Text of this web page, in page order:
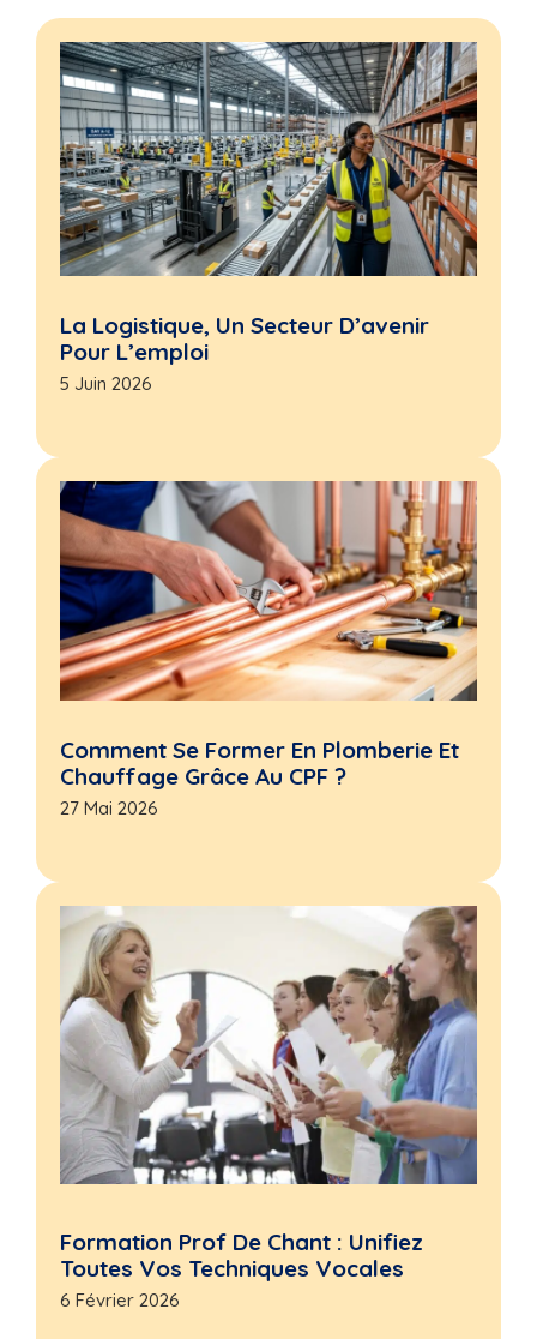
La Logistique, Un Secteur D’avenir
Pour L’emploi
5 Juin 2026
Comment Se Former En Plomberie Et
Chauffage Grâce Au CPF ?
27 Mai 2026
Formation Prof De Chant : Unifiez
Toutes Vos Techniques Vocales
6 Février 2026